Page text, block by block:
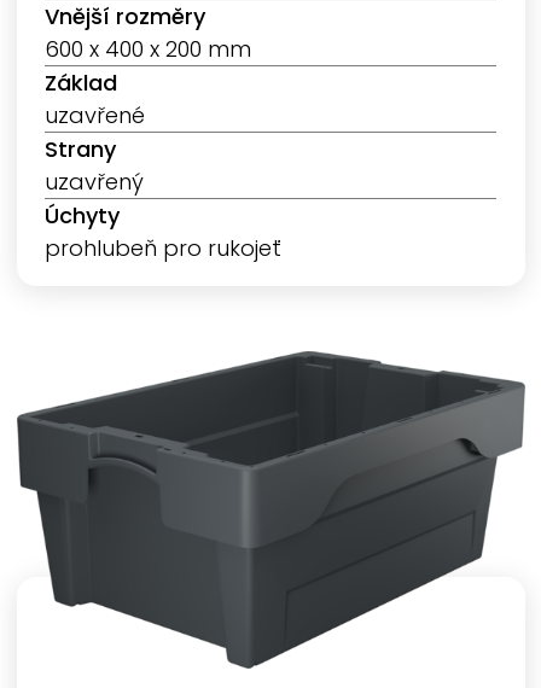
Vnější rozměry
600 x 400 x 200 mm
Základ
uzavřené
Strany
uzavřený
Úchyty
prohlubeň pro rukojeť